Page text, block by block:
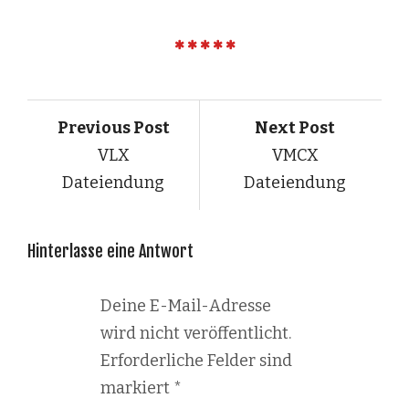
Previous Post
VLX
Dateiendung
Next Post
VMCX
Dateiendung
Hinterlasse eine Antwort
Deine E-Mail-Adresse
wird nicht veröffentlicht.
Erforderliche Felder sind
markiert *